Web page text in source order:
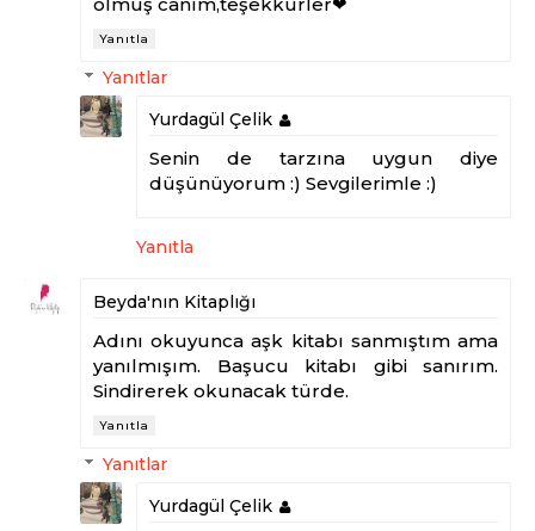
Yanıtla
Yanıtlar
Yurdagül Çelik
Senin de tarzına uygun diye
düşünüyorum :) Sevgilerimle :)
Yanıtla
Beyda'nın Kitaplığı
Adını okuyunca aşk kitabı sanmıştım ama
yanılmışım. Başucu kitabı gibi sanırım.
Sindirerek okunacak türde.
Yanıtla
Yanıtlar
Yurdagül Çelik